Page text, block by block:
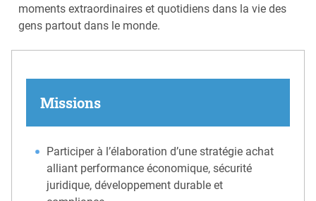
moments extraordinaires et quotidiens dans la vie des
gens partout dans le monde.
Missions
Participer à l’élaboration d’une stratégie achat
alliant performance économique, sécurité
juridique, développement durable et